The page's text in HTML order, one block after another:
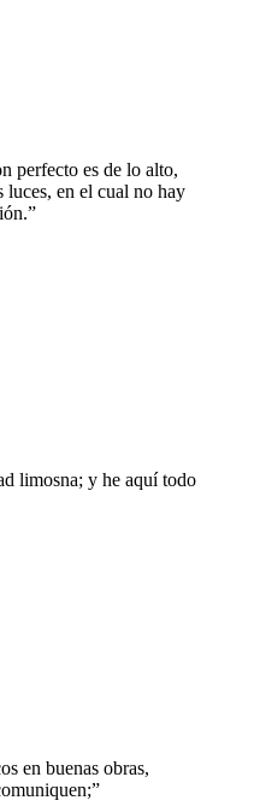
perfecto es de lo alto,
luces, en el cual no hay
”
limosna; y he aquí todo
en buenas obras,
”